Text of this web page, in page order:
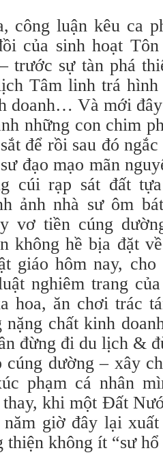
công luận kêu ca
của sinh hoạt
trước sự tàn phá
Tâm linh trá
doanh… Và mới
những con chim
để rồi sau đó
đạo mạo mãn
cúi rạp sát đất
ảnh nhà sư ôm
vơ tiền cúng
không hề bịa đặt
giáo hôm nay,
nghiêm trang
hoa, ăn chơi trác
nặng chất kinh
đừng đi du lịch &
cúng dường – xây
phạm cá nhân
thay, khi một Đất
năm giờ đây lại
không ít “sư hổ